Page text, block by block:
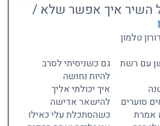
השיר איך אפשר שלא /
טלמון
עם רשת
סוערים
אמרת
גם כשניסיתי לסרב
להיות נחושה
איך יכולתי אליך
להישאר אדישה
כשהסתכלת עלי כאילו